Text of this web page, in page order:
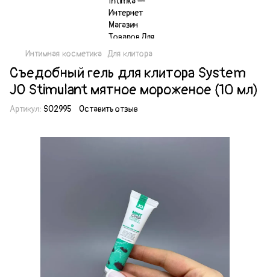
Интимная косметика Для клитора
Съедобный гель для клитора System
JO Stimulant мятное мороженое (10 мл)
Артикул: SO2995 Оставить отзыв